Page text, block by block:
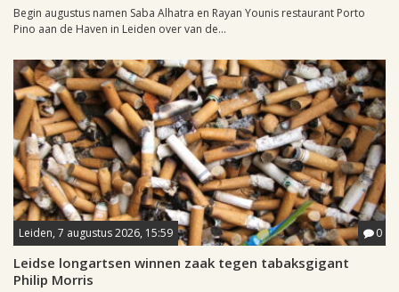
Begin augustus namen Saba Alhatra en Rayan Younis restaurant Porto
Pino aan de Haven in Leiden over van de...
Leiden, 7 augustus 2026, 15:59 0
Leidse longartsen winnen zaak tegen tabaksgigant
Philip Morris